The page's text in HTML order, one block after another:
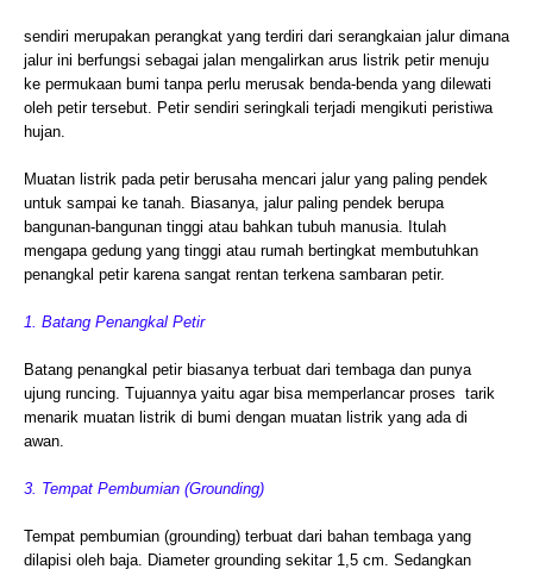
sendiri merupakan perangkat yang terdiri dari serangkaian jalur dimana
jalur ini berfungsi sebagai jalan mengalirkan arus listrik petir menuju
ke permukaan bumi tanpa perlu merusak benda-benda yang dilewati
oleh petir tersebut. Petir sendiri seringkali terjadi mengikuti peristiwa
hujan.
Muatan listrik pada petir berusaha mencari jalur yang paling pendek
untuk sampai ke tanah. Biasanya, jalur paling pendek berupa
bangunan-bangunan tinggi atau bahkan tubuh manusia. Itulah
mengapa gedung yang tinggi atau rumah bertingkat membutuhkan
penangkal petir karena sangat rentan terkena sambaran petir.
1. Batang Penangkal Petir
Batang penangkal petir biasanya terbuat dari tembaga dan punya
ujung runcing. Tujuannya yaitu agar bisa memperlancar proses tarik
menarik muatan listrik di bumi dengan muatan listrik yang ada di
awan.
3. Tempat Pembumian (Grounding)
Tempat pembumian (grounding) terbuat dari bahan tembaga yang
dilapisi oleh baja. Diameter grounding sekitar 1,5 cm. Sedangkan